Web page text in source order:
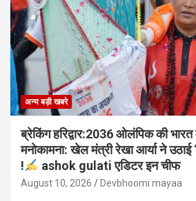
अन्य बड़ी खबरे
ब्रेकिंग हरिद्वार:2036 ओलंपिक की भारत
मनोकामना: खेल मंत्री रेखा आर्या ने उठाई
!
ashok gulati एडिटर इन चीफ
August 10, 2026 Devbhoomi mayaa